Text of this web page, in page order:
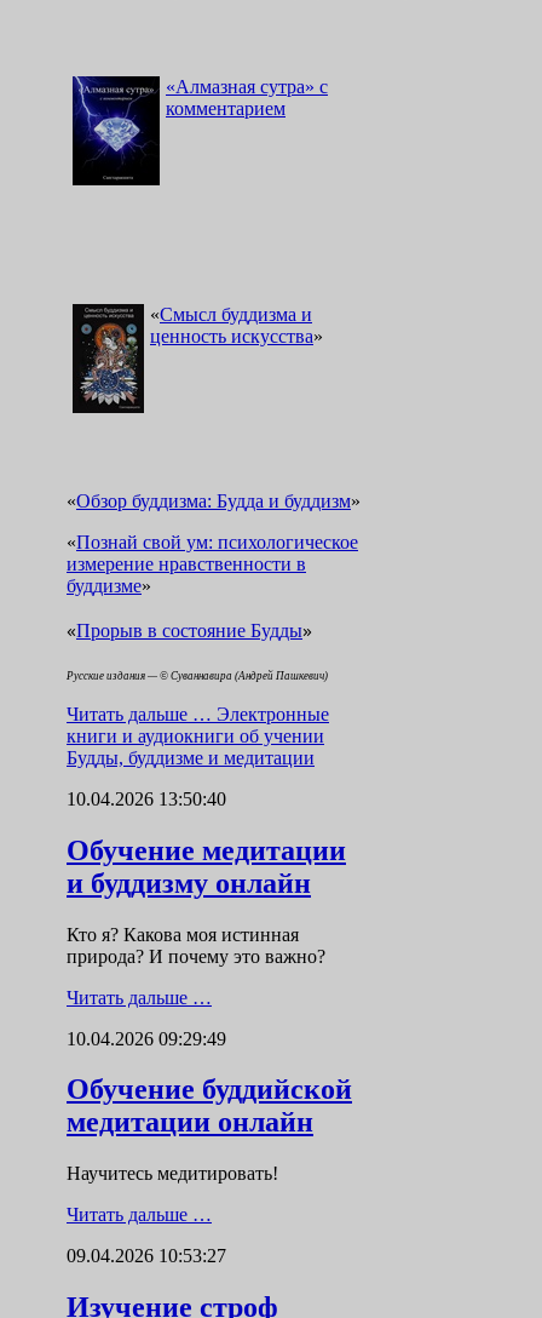
«Алмазная сутра» с
комментарием
«Смысл буддизма и
ценность искусства»
«Обзор буддизма: Будда и буддизм»
«Познай свой ум: психологическое
измерение нравственности в
буддизме»
«Прорыв в состояние Будды»
Русские издания — © Суваннавира (Андрей Пашкевич)
Читать дальше … Электронные
книги и аудиокниги об учении
Будды, буддизме и медитации
10.04.2026 13:50:40
Обучение медитации
и буддизму онлайн
Кто я? Какова моя истинная
природа? И почему это важно?
Читать дальше …
10.04.2026 09:29:49
Обучение буддийской
медитации онлайн
Научитесь медитировать!
Читать дальше …
09.04.2026 10:53:27
Изучение строф